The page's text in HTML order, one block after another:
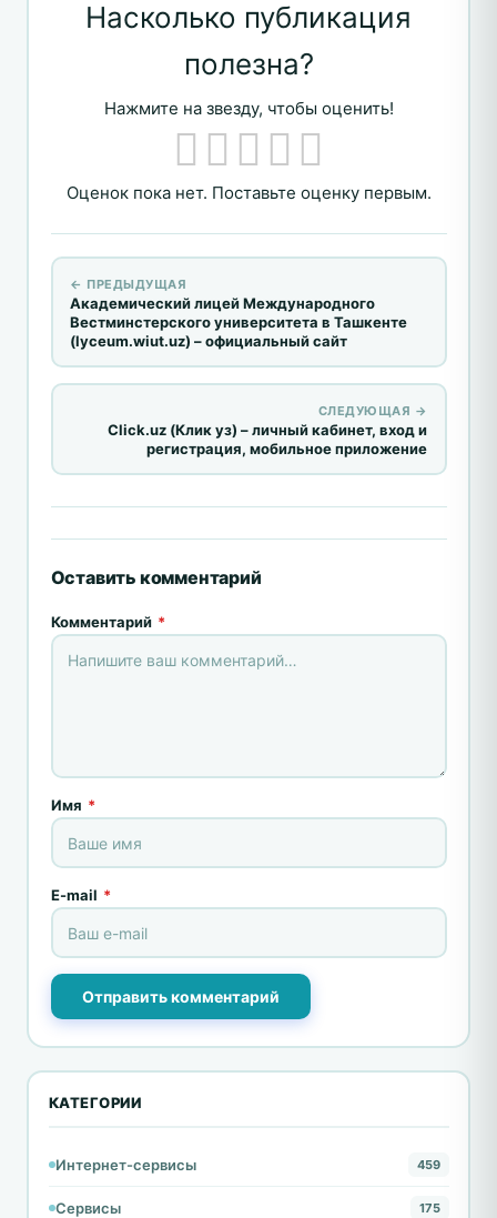
Насколько публикация
полезна?
Нажмите на звезду, чтобы оценить!
Оценок пока нет. Поставьте оценку первым.
← ПРЕДЫДУЩАЯ
Академический лицей Международного
Вестминстерского университета в Ташкенте
(lyceum.wiut.uz) – официальный сайт
СЛЕДУЮЩАЯ →
Click.uz (Клик уз) – личный кабинет, вход и
регистрация, мобильное приложение
Оставить комментарий
Комментарий *
Имя *
E-mail *
Отправить комментарий
КАТЕГОРИИ
Интернет-сервисы 459
Сервисы 175